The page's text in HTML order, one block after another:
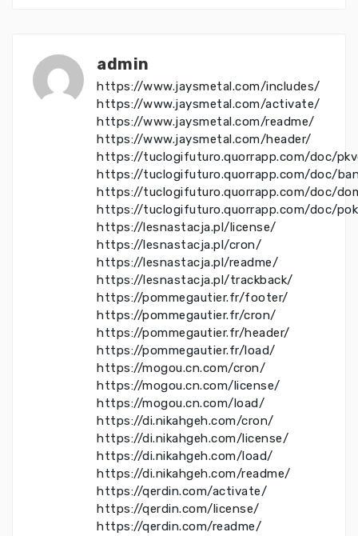
admin
https://www.jaysmetal.com/includes/
https://www.jaysmetal.com/activate/
https://www.jaysmetal.com/readme/
https://www.jaysmetal.com/header/
https://tuclogifuturo.quorrapp.com/doc/
https://tuclogifuturo.quorrapp.com/doc/
https://tuclogifuturo.quorrapp.com/doc/
https://tuclogifuturo.quorrapp.com/doc/
https://lesnastacja.pl/license/
https://lesnastacja.pl/cron/
https://lesnastacja.pl/readme/
https://lesnastacja.pl/trackback/
https://pommegautier.fr/footer/
https://pommegautier.fr/cron/
https://pommegautier.fr/header/
https://pommegautier.fr/load/
https://mogou.cn.com/cron/
https://mogou.cn.com/license/
https://mogou.cn.com/load/
https://di.nikahgeh.com/cron/
https://di.nikahgeh.com/license/
https://di.nikahgeh.com/load/
https://di.nikahgeh.com/readme/
https://qerdin.com/activate/
https://qerdin.com/license/
https://qerdin.com/readme/